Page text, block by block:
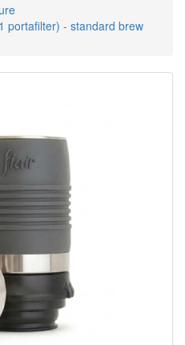
portafilter) - standard brew